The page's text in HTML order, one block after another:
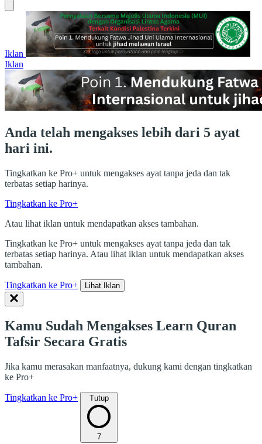
Iklan
Iklan
Anda telah mengakses lebih dari 5 ayat
hari ini.
Tingkatkan ke Pro+ untuk mengakses ayat tanpa jeda dan tak
terbatas setiap harinya.
Tingkatkan ke Pro+
Atau lihat iklan untuk mendapatkan akses tambahan.
Tingkatkan ke Pro+ untuk mengakses ayat tanpa jeda dan tak
terbatas setiap harinya. Atau lihat iklan untuk mendapatkan akses
tambahan.
Tingkatkan ke Pro+ Lihat Iklan
Kamu Sudah Mengakses Learn Quran
Tafsir Secara Gratis
Jika kamu merasakan manfaatnya, dukung kami dengan tingkatkan
ke Pro+
Tingkatkan ke Pro+ Tutup
7